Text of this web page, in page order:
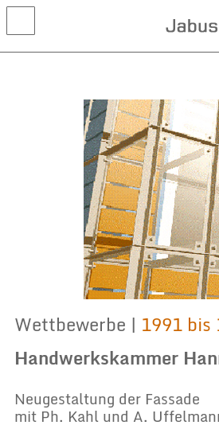
Wettbewerbe | 1991 bis
Handwerkskammer
Neugestaltung der Fassade
mit Ph. Kahl und A.
Wettbewerbe
Leistungen